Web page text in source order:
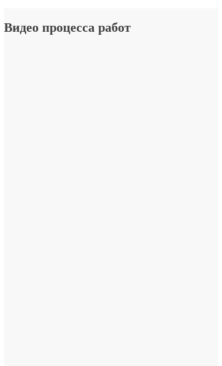
Видео процесса работ